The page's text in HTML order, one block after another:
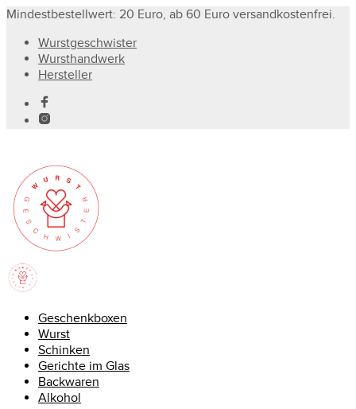
Mindestbestellwert: 20 Euro, ab 60 Euro versandkostenfrei.
Wurstgeschwister
Wursthandwerk
Hersteller
Geschenkboxen
Wurst
Schinken
Gerichte im Glas
Backwaren
Alkohol